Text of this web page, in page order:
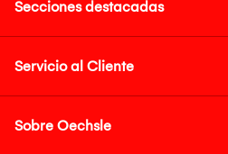
Secciones destacadas
Servicio al Cliente
Sobre Oechsle